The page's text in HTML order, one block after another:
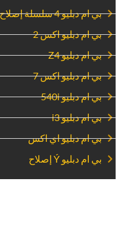
‏بي ام دبليو 4 سلسلة إصلاح قابلة للتحويل‏
‏بي ام دبليو اكس 2‏
‏بي ام دبليو Z4‏
‏بي ام دبليو اكس 7‏
‏بي ام دبليو 540i‏
‏بي ام دبليو i3‏
‏بي ام دبليو اي اكس‏
‏بي ام دبليو Ý إصلاح‏
‏اليوم هو اليوم